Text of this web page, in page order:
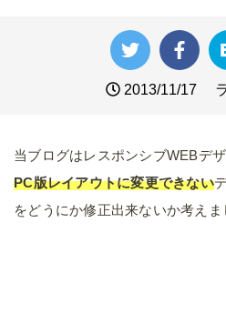
2013/11/17
当ブログはレスポンシブWEBデ
PC版レイアウトに変更できない
をどうにか修正出来ないか考えま